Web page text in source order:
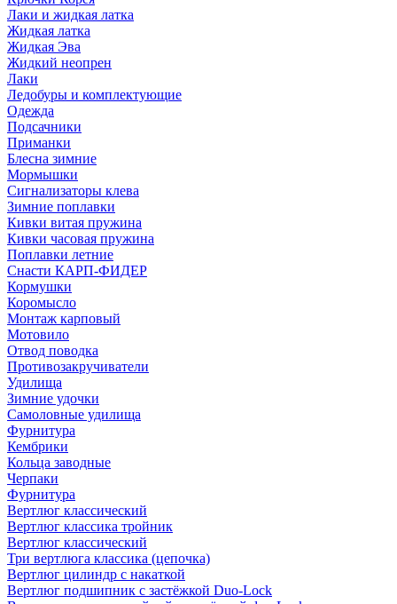
Лаки и жидкая латка
Жидкая латка
Жидкая Эва
Жидкий неопрен
Лаки
Ледобуры и комплектующие
Одежда
Подсачники
Приманки
Блесна зимние
Мормышки
Сигнализаторы клева
Зимние поплавки
Кивки витая пружина
Кивки часовая пружина
Поплавки летние
Снасти КАРП-ФИДЕР
Кормушки
Коромысло
Монтаж карповый
Мотовило
Отвод поводка
Противозакручиватели
Удилища
Зимние удочки
Самоловные удилища
Фурнитура
Кембрики
Кольца заводные
Черпаки
Фурнитура
Вертлюг классический
Вертлюг классика тройник
Вертлюг классический
Три вертлюга классика (цепочка)
Вертлюг цилиндр с накаткой
Вертлюг подшипник с застёжкой Duo-Lock